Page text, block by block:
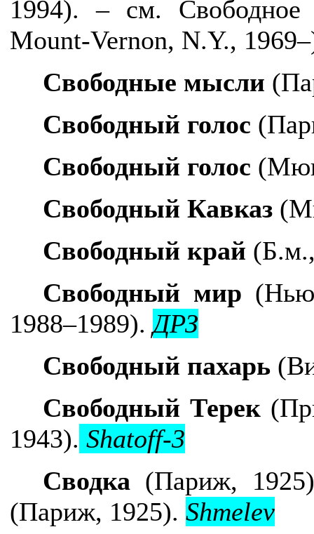
1994). – см. Свободное
Mount-Vernon, N.Y.,
Свободные мысли
Свободный голос
Свободный голос
Свободный Кавказ
Свободный край
Свободный мир
1988–1989).ДРЗ
Свободный пахарь
Свободный Терек
1943). Shatoff-3
Сводка (Париж,
(Париж, 1925). Shmelev